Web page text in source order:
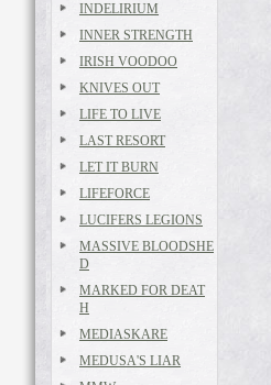
INDELIRIUM
INNER STRENGTH
IRISH VOODOO
KNIVES OUT
LIFE TO LIVE
LAST RESORT
LET IT BURN
LIFEFORCE
LUCIFERS LEGIONS
MASSIVE BLOODSHE
D
MARKED FOR DEAT
H
MEDIASKARE
MEDUSA'S LIAR